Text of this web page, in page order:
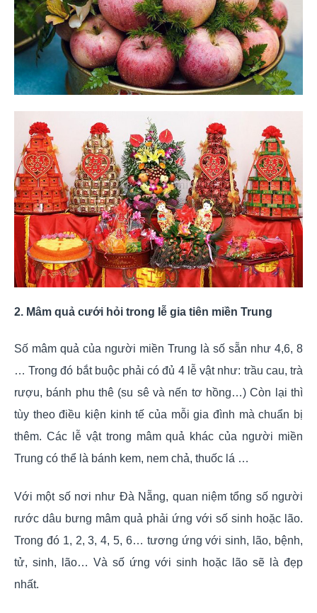
2. Mâm quả cưới hỏi trong lễ gia tiên miền Trung
Số mâm quả của người miền Trung là số sẵn như 4,6, 8
… Trong đó bắt buộc phải có đủ 4 lễ vật như: trầu cau, trà
rượu, bánh phu thê (su sê và nến tơ hồng…) Còn lại thì
tùy theo điều kiện kinh tế của mỗi gia đình mà chuẩn bị
thêm. Các lễ vật trong mâm quả khác của người miền
Trung có thể là bánh kem, nem chả, thuốc lá …
Với một số nơi như Đà Nẵng, quan niệm tổng số người
rước dâu bưng mâm quả phải ứng với số sinh hoặc lão.
Trong đó 1, 2, 3, 4, 5, 6… tương ứng với sinh, lão, bệnh,
tử, sinh, lão… Và số ứng với sinh hoặc lão sẽ là đẹp
nhất.